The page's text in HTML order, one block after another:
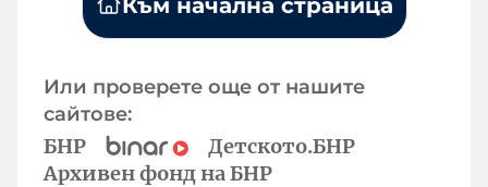
Към начална страница
Или проверете още от нашите
сайтове:
БНР
Детското.БНР
Архивен фонд на БНР